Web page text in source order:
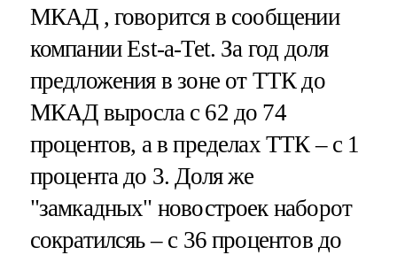
МКАД , говорится в сообщении
компании Est-a-Tet. За год доля
предложения в зоне от ТТК до
МКАД выросла с 62 до 74
процентов, а в пределах ТТК – с 1
процента до 3. Доля же
"замкадных" новостроек наборот
сократилсяь – с 36 процентов до